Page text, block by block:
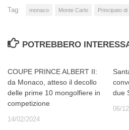
Tag: monaco Monte Carlo Principato
POTREBBERO
COUPE PRINCE ALBERT II:
da Monaco, atteso il decollo
delle prime 10 mongolfiere in
competizione
14/02/2024
due
06/